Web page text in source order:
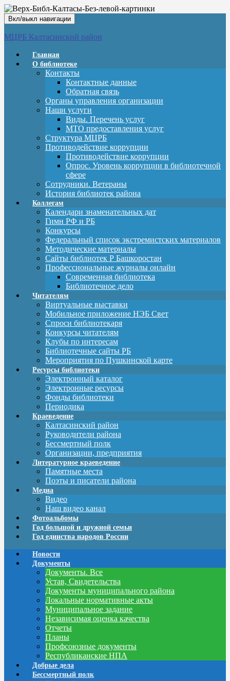
Вкл/выкл навигации
МЦРБ Калтасинский район
Главная
О библиотеке
Контакты
Контактные данные
Обратная связь
Органы управления организации
Наши услуги
Виды. Перечень услуг
МТО предоставления услуг
Структура МЦРБ
Противодействие коррупции
Противодействие коррупции
Опрос. Уровень коррупции в библиотечной
сфере
Сотрудники. Ветераны
История библиотек района
Коллегам
Календари знаменательных дат
Гимн РФ и РБ
Конкурсы
Федеральный список экстремистских материалов
Методические материалы
Сайты библиотек Р Башкоростан
Профессиональные журналы онлайн
Современная библиотека
Библиотечное дело
Читателям
Виртуальные выставки
Мобильное приложение НЭБ Свет
Спроси библиотекаря
Конкурсы читателям
Клубы по интересам
Библиотечные сайты РБ
Мероприятия по Пушкинской карте
Ресурсы библиотеки
Электронный каталог
Электронные ресурсы
Фонды библиотеки
Периодика
Краеведение
Калтасинский район
Руководители района
Бессмертный полк
Организации, предприятия
Литературное краеведение
Памятные места
Поэты и писатели района
Медиа
Видео
Наш видео канал
Фотоальбомы
Год большой и дружной семьи
Год единства народов России
Новости
Документы
Документы. Все
Устав, Свидетельства
Документы муниципального района
Локальные нормативные акты
Муниципальное задание
Независимая оценка качества
Отчеты
Планы
Профсоюзные документы
Республиканские НПА
Добрые дела
Бессмертный полк